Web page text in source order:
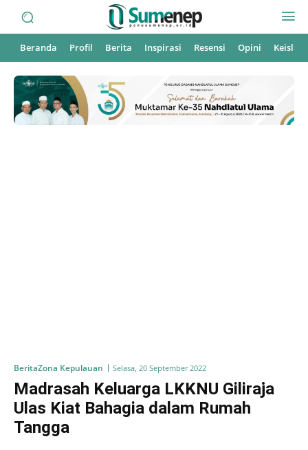
Beranda Profil Berita Inspirasi Resensi Opini
BeritaZona Kepulauan Selasa, 20 September 2022
Madrasah Keluarga LKKNU Giliraja
Ulas Kiat Bahagia dalam Rumah
Tangga